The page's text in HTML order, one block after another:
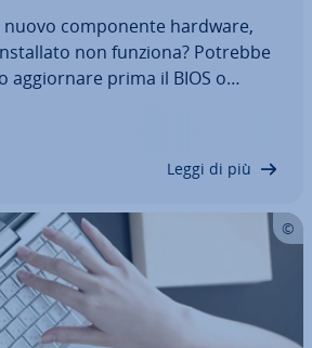
com­po­nen­te hardware,
non funziona? Potrebbe
ag­gior­na­re prima il BIOS o
è possibile ag­gior­nar­lo sem­pli­
Leggi di più